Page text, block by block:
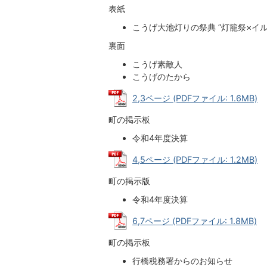
表紙
こうげ大池灯りの祭典 ”灯籠祭×イ
裏面
こうげ素敵人
こうげのたから
2,3ページ (PDFファイル: 1.6MB)
町の掲示板
令和4年度決算
4,5ページ (PDFファイル: 1.2MB)
町の掲示版
令和4年度決算
6,7ページ (PDFファイル: 1.8MB)
町の掲示板
行橋税務署からのお知らせ